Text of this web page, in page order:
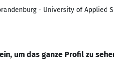
- University of Applied
um das ganze Profil zu